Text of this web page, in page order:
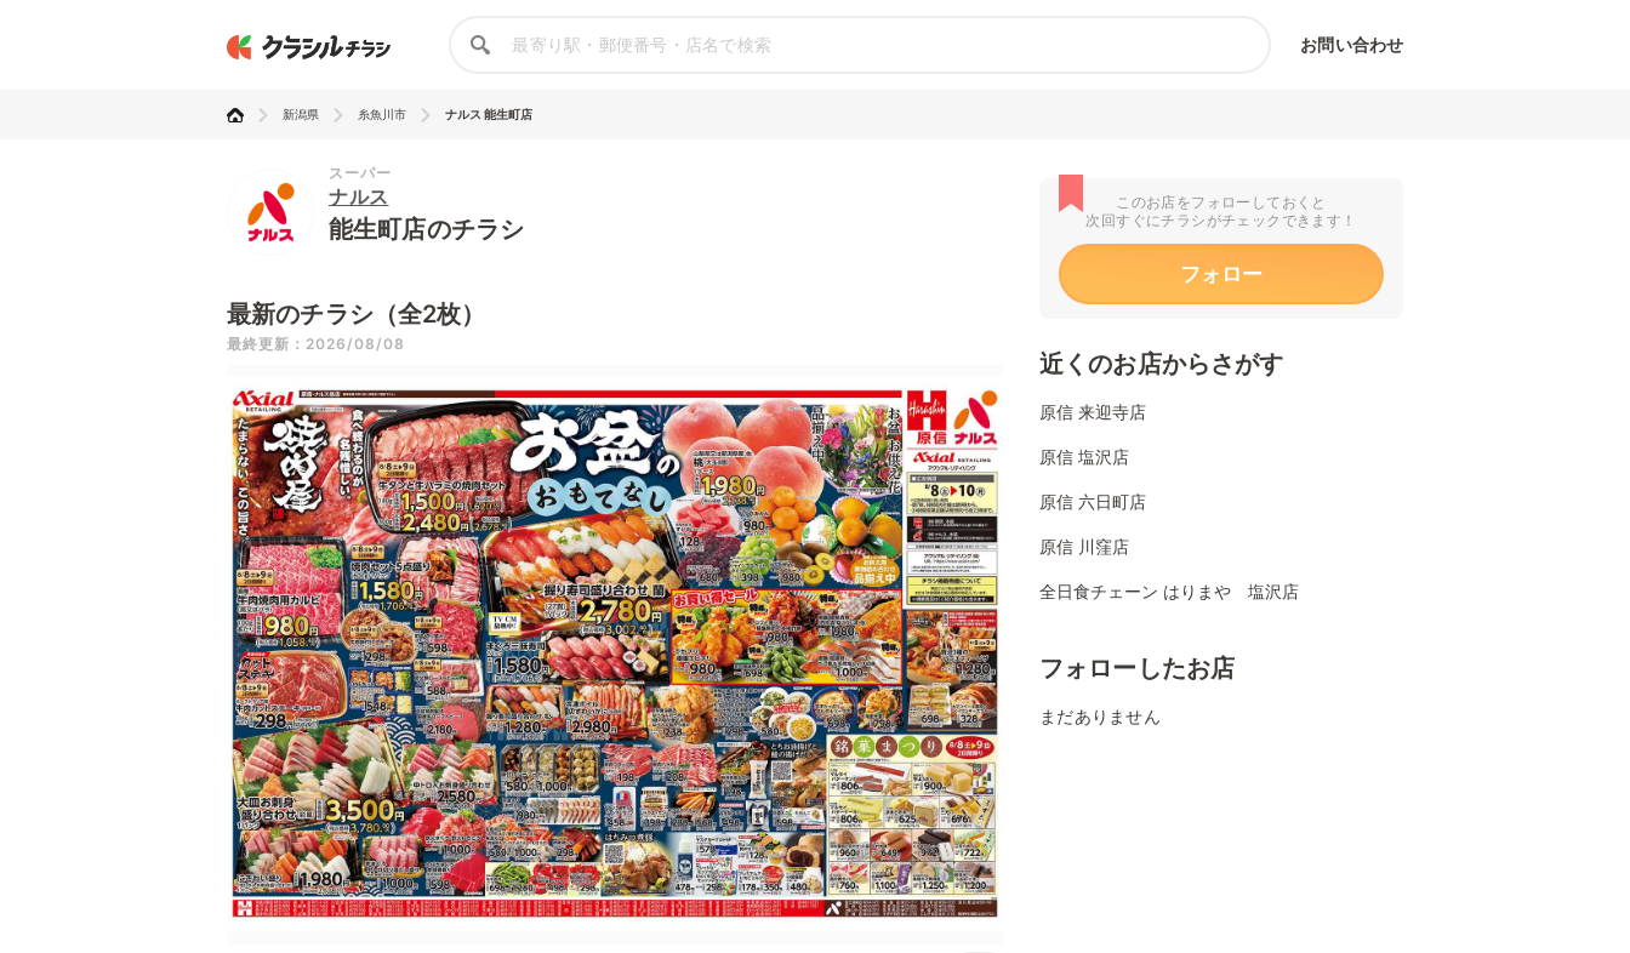
お問い合わせ
新潟県 糸魚川市 ナルス 能生町店
スーパー
ナルス
能生町店のチラシ
最新のチラシ（全2枚）
最終更新：2026/08/08
このお店をフォローしておくと
次回すぐにチラシがチェックできます！
フォロー
近くのお店からさがす
原信 来迎寺店
原信 塩沢店
原信 六日町店
原信 川窪店
全日食チェーン はりまや 塩沢店
フォローしたお店
まだありません